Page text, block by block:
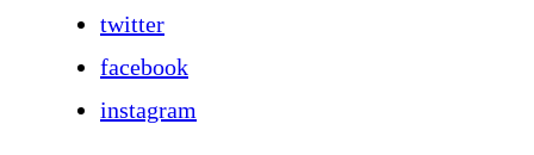
twitter
facebook
instagram